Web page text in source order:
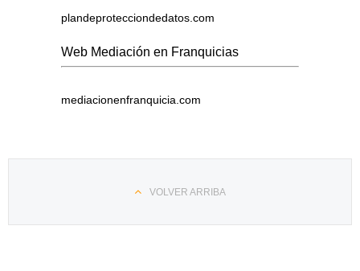
plandeprotecciondedatos.com
Web Mediación en Franquicias
mediacionenfranquicia.com
VOLVER ARRIBA